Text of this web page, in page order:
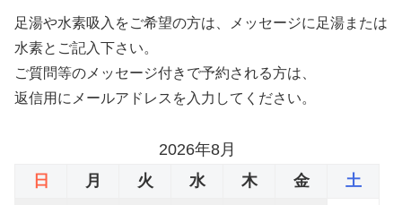
足湯や水素吸入をご希望の方は、メッセージに足湯または
水素とご記入下さい。
ご質問等のメッセージ付きで予約される方は、
返信用にメールアドレスを入力してください。
2026年8月
日
月 火 水 木 金 土